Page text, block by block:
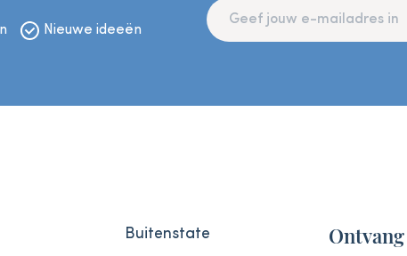
Nieuwe ideeën
Buitenstate
Ontvang